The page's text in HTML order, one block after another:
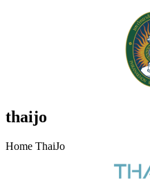
thaijo
Home ThaiJo